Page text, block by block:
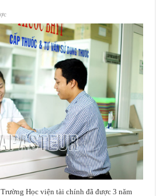
Học viện tài chính đã được 3 năm